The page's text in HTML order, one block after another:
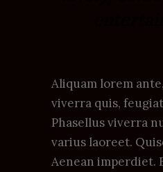
Aliquam lorem
viverra quis,
Phasellus viverra
varius laoreet.
Aenean imperdiet.